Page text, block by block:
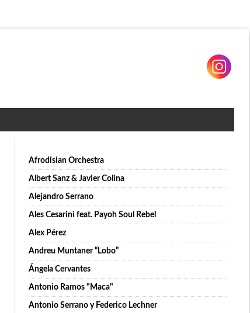
Afrodisian Orchestra
Albert Sanz & Javier Colina
Alejandro Serrano
Ales Cesarini feat. Payoh Soul Rebel
Alex Pérez
Andreu Muntaner “Lobo”
Ángela Cervantes
Antonio Ramos "Maca"
Antonio Serrano y Federico Lechner